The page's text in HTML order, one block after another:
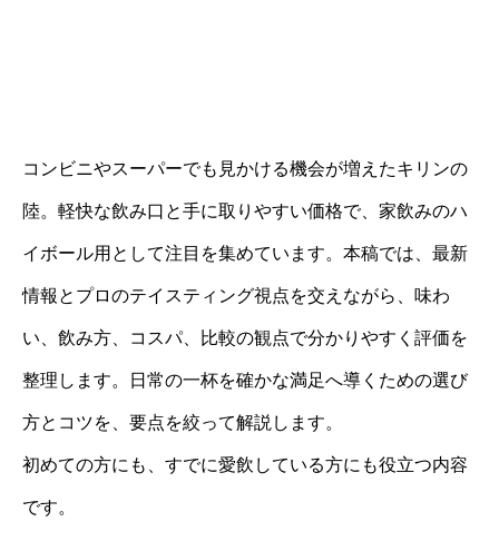
コンビニやスーパーでも見かける機会が増えたキリンの
陸。軽快な飲み口と手に取りやすい価格で、家飲みのハ
イボール用として注目を集めています。本稿では、最新
情報とプロのテイスティング視点を交えながら、味わ
い、飲み方、コスパ、比較の観点で分かりやすく評価を
整理します。日常の一杯を確かな満足へ導くための選び
方とコツを、要点を絞って解説します。
初めての方にも、すでに愛飲している方にも役立つ内容
です。